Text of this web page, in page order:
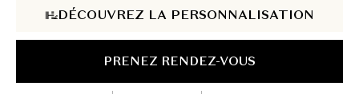
DÉCOUVREZ LA PERSONNALISATION
PRENEZ RENDEZ-VOUS